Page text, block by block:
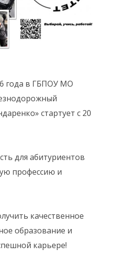
года в ГБПОУ МО
стартует с 20
для абитуриентов
профессию и
качественное
образование и
карьере!